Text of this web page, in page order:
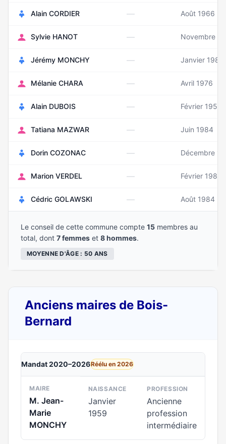
Alain CORDIER — Août 1966
Sylvie HANOT — Novembre
Jérémy MONCHY — Janvier 1982
Mélanie CHARA — Avril 1976
Alain DUBOIS — Février 1950
Tatiana MAZWAR — Juin 1984
Dorin COZONAC — Décembre
Marion VERDEL — Février 1989
Cédric GOLAWSKI — Août 1984
Le conseil de cette commune compte 15 membres au
total, dont 7 femmes et 8 hommes.
MOYENNE D'ÂGE : 50 ANS
Anciens maires de Bois-
Bernard
Mandat 2020–2026Réélu en 2026
MAIRE
M. Jean-
Marie
MONCHY
NAISSANCE
Janvier
1959
PROFESSION
Ancienne
profession
intermédiaire